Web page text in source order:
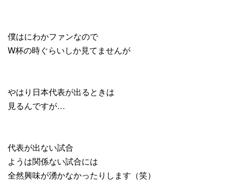
僕はにわかファンなので
W杯の時ぐらいしか見てませんが
やはり日本代表が出るときは
見るんですが…
代表が出ない試合
ようは関係ない試合には
全然興味が湧かなかったりします（笑）